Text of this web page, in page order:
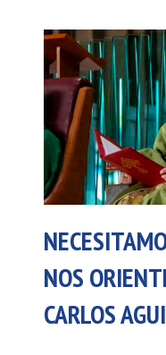
NOS
CARLOS